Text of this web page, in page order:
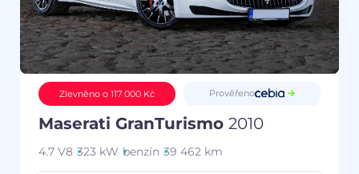
Zlevněno o 117 000 Kč Prověřeno
Maserati GranTurismo 2010
4.7 V8 323 kW benzín 39 462 km